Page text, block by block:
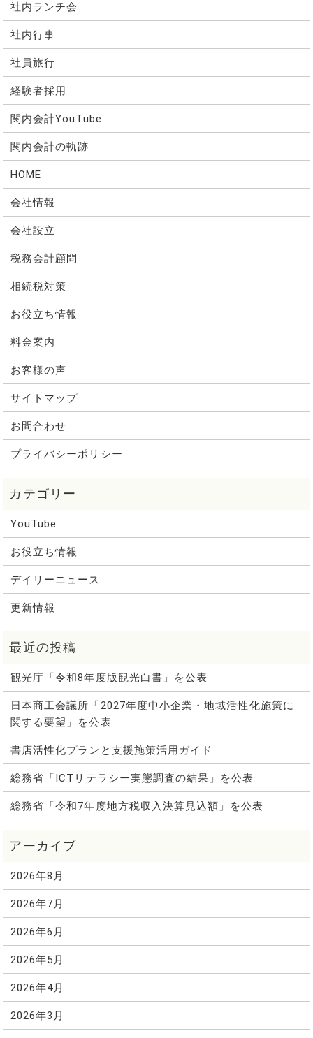
社内ランチ会
社内行事
社員旅行
経験者採用
関内会計YouTube
関内会計の軌跡
HOME
会社情報
会社設立
税務会計顧問
相続税対策
お役立ち情報
料金案内
お客様の声
サイトマップ
お問合わせ
プライバシーポリシー
YouTube
お役立ち情報
デイリーニュース
更新情報
観光庁「令和8年度版観光白書」を公表
日本商工会議所「2027年度中小企業・地域活性化施策に
関する要望」を公表
書店活性化プランと支援施策活用ガイド
総務省「ICTリテラシー実態調査の結果」を公表
総務省「令和7年度地方税収入決算見込額」を公表
2026年8月
2026年7月
2026年6月
2026年5月
2026年4月
2026年3月